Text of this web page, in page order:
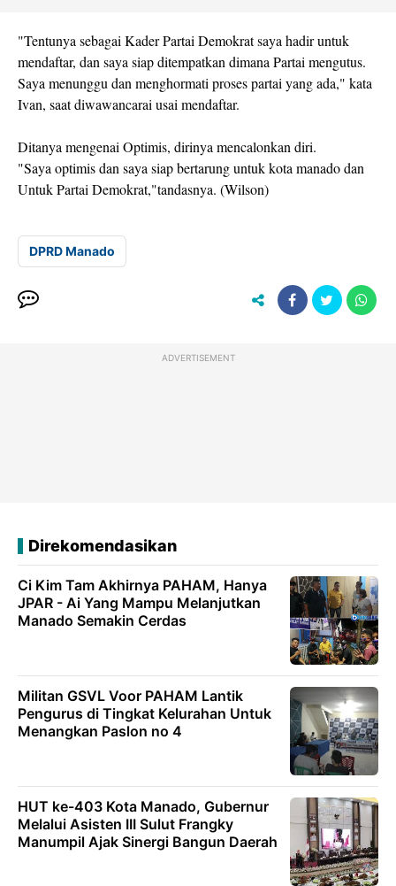
"Tentunya sebagai Kader Partai Demokrat saya hadir untuk
mendaftar, dan saya siap ditempatkan dimana Partai mengutus.
Saya menunggu dan menghormati proses partai yang ada," kata
Ivan, saat diwawancarai usai mendaftar.
Ditanya mengenai Optimis, dirinya mencalonkan diri.
"Saya optimis dan saya siap bertarung untuk kota manado dan
Untuk Partai Demokrat,"tandasnya. (Wilson)
DPRD Manado
ADVERTISEMENT
Direkomendasikan
Ci Kim Tam Akhirnya PAHAM, Hanya
JPAR - Ai Yang Mampu Melanjutkan
Manado Semakin Cerdas
Militan GSVL Voor PAHAM Lantik
Pengurus di Tingkat Kelurahan Untuk
Menangkan Paslon no 4
HUT ke-403 Kota Manado, Gubernur
Melalui Asisten III Sulut Frangky
Manumpil Ajak Sinergi Bangun Daerah